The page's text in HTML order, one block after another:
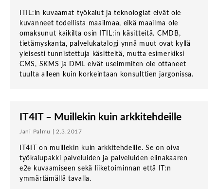
ITIL:in kuvaamat työkalut ja teknologiat eivät ole
kuvanneet todellista maailmaa, eikä maailma ole
omaksunut kaikilta osin ITIL:in käsitteitä. CMDB,
tietämyskanta, palvelukatalogi ynnä muut ovat kyllä
yleisesti tunnistettuja käsitteitä, mutta esimerkiksi
CMS, SKMS ja DML eivät useimmiten ole ottaneet
tuulta alleen kuin korkeintaan konsulttien jargonissa.
IT4IT – Muillekin kuin arkkitehdeille
Jani Palmu | 2.3.2017
IT4IT on muillekin kuin arkkitehdeille. Se on oiva
työkalupakki palveluiden ja palveluiden elinakaaren
e2e kuvaamiseen sekä liiketoiminnan että IT:n
ymmärtämällä tavalla.